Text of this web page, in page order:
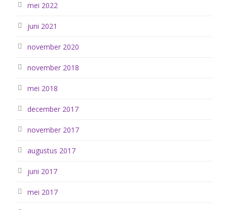
mei 2022
juni 2021
november 2020
november 2018
mei 2018
december 2017
november 2017
augustus 2017
juni 2017
mei 2017